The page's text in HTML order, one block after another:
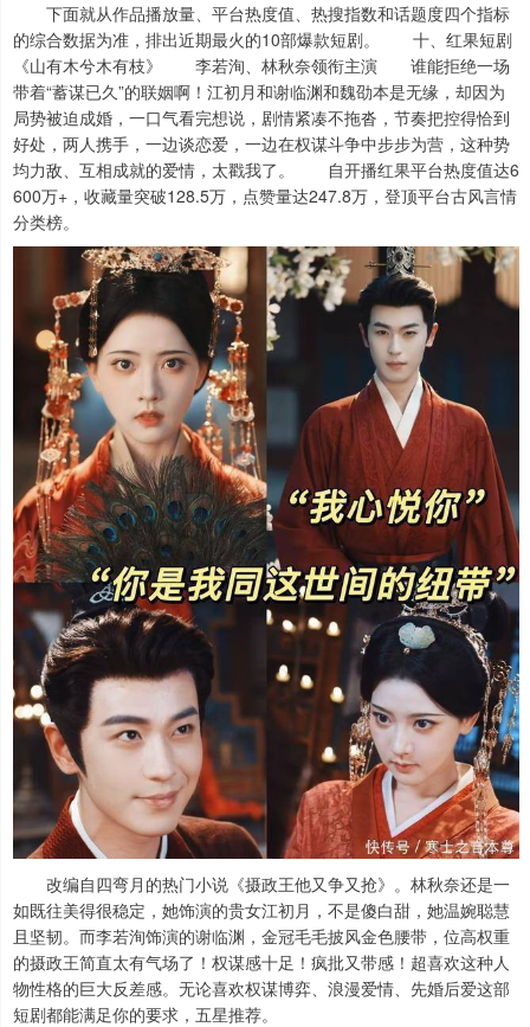
下面就从作品播放量、平台热度值、热搜指数和话题度四个指标
的综合数据为准，排出近期最火的10部爆款短剧。 十、红果短剧
《山有木兮木有枝》 李若洵、林秋奈领衔主演 谁能拒绝一场
带着“蓄谋已久”的联姻啊！江初月和谢临渊和魏劭本是无缘，却因为
局势被迫成婚，一口气看完想说，剧情紧凑不拖沓，节奏把控得恰到
好处，两人携手，一边谈恋爱，一边在权谋斗争中步步为营，这种势
均力敌、互相成就的爱情，太戳我了。 自开播红果平台热度值达6
600万+，收藏量突破128.5万，点赞量达247.8万，登顶平台古风言情
分类榜。
改编自四弯月的热门小说《摄政王他又争又抢》。林秋奈还是一
如既往美得很稳定，她饰演的贵女江初月，不是傻白甜，她温婉聪慧
且坚韧。而李若洵饰演的谢临渊，金冠毛毛披风金色腰带，位高权重
的摄政王简直太有气场了！权谋感十足！疯批又带感！超喜欢这种人
物性格的巨大反差感。无论喜欢权谋博弈、浪漫爱情、先婚后爱这部
短剧都能满足你的要求，五星推荐。